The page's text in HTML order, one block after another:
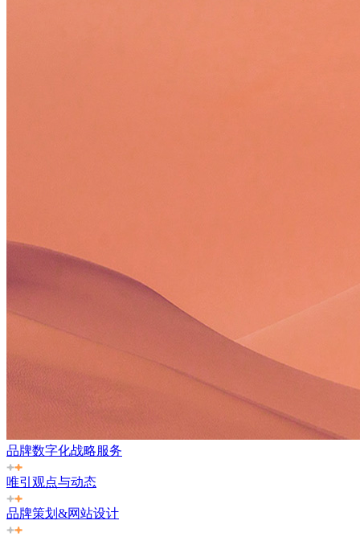
品牌数字化战略服务
唯引观点与动态
品牌策划&网站设计